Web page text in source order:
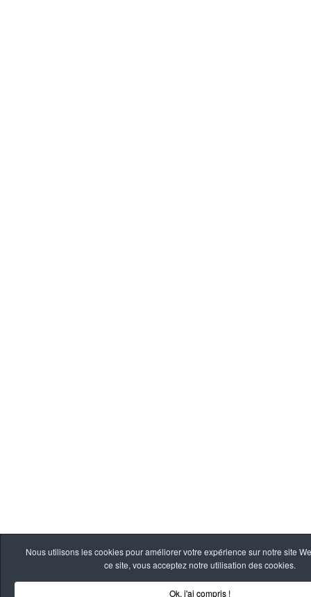
Nous utilisons les cookies pour améliorer votre expérience sur notre site
ce site, vous acceptez notre utilisation des cookies.
Ok, j'ai compris !